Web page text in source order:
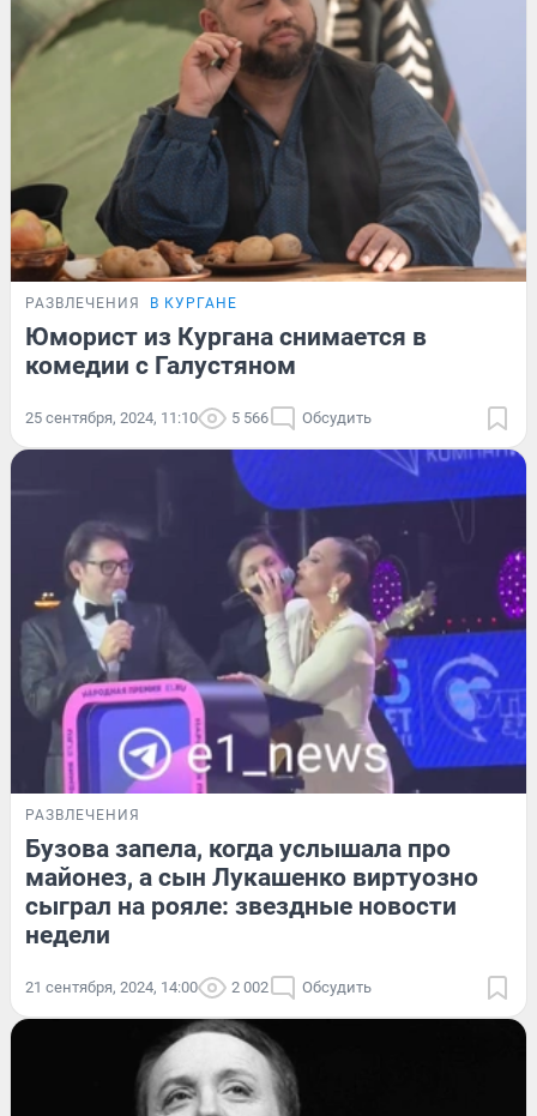
РАЗВЛЕЧЕНИЯ В КУРГАНЕ
Юморист из Кургана снимается в
комедии с Галустяном
25 сентября, 2024, 11:10 5 566 Обсудить
РАЗВЛЕЧЕНИЯ
Бузова запела, когда услышала про
майонез, а сын Лукашенко виртуозно
сыграл на рояле: звездные новости
недели
21 сентября, 2024, 14:00 2 002 Обсудить